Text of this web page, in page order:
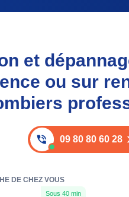
et
ou sur
09 80 80 60 28
DE CHEZ VOUS
Sous 40 min